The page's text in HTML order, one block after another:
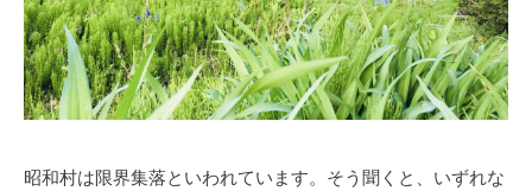
昭和村は限界集落といわれています。そう聞くと、いずれな